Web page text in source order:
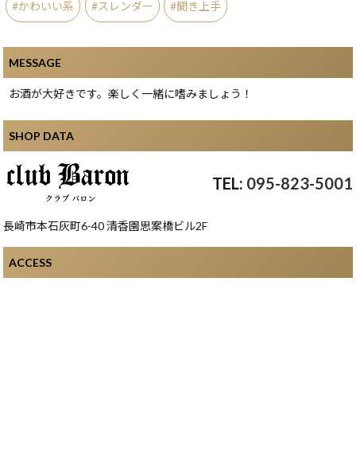
かわいい系 スレンダー 聞き上手
MESSAGE
お酒が大好きです。楽しく一緒に嗜みましょう！
SHOP DATA
095-823-5001
長崎市本石灰町6-40 清香園思案橋ビル2F
ACCESS